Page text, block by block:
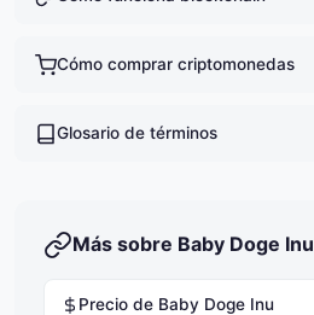
Cómo comprar criptomonedas
Glosario de términos
Más sobre Baby Doge Inu
Precio de Baby Doge Inu